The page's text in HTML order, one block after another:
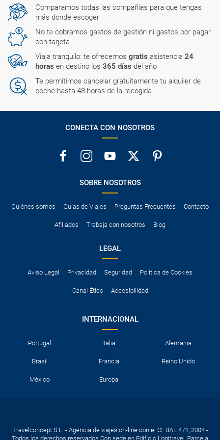
Comparamos todas las compañías para que tengas
más donde escoger
No te cobramos gastos de gestión ni gastos por pagar
con tarjeta
Viaja tranquilo: te ofrecemos gratis asistencia 24
horas en destino los 365 días del año
Te permitimos cancelar gratuitamente tu alquiler de
coche hasta 48 horas de la recogida
CONECTA CON NOSOTROS
SOBRE NOSOTROS
Quiénes somos Guías de Viajes Preguntas Frecuentes Contacto
Afiliados Trabaja con nosotros Blog
LEGAL
Aviso Legal Privacidad Seguridad Política de Cookies
Canal Ético Accesibilidad
INTERNACIONAL
Portugal Italia Alemania
Brasil Francia Reino Unido
México Europa
Travelconcept S.L. - Agencia de viajes on-line con el CI. BAL 471, 2004 -
Todos los derechos reservados Con sede en Edificio Logitravel, Parcela